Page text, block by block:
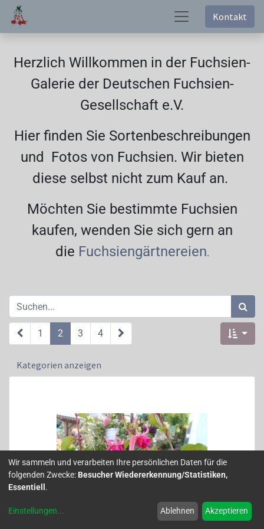
Kontakt
Herzlich Willkommen in der Fuchsien-
Galerie der Deutschen Fuchsien-
Gesellschaft e.V.
Hier finden Sie Sortenbeschreibungen
und Fotos von Fuchsien. Wir bieten
diese selbst nicht zum Kauf an.
Möchten Sie bestimmte Fuchsien
kaufen, wenden Sie sich gern an
die Fuchsiengärtnereien.
1 2 3 4
Kategorien anzeigen
Wir sammeln und verarbeiten Ihre persönlichen Daten für die
folgenden Zwecke: Besucher Wiedererkennung/Statistiken,
Essentiell .
Einstellungen... Ablehnen Akzeptieren